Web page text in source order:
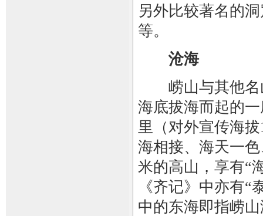
另外比较著名的
等。
沧海
崂山与其他名
海底拔海而起的
里（对外宣传海
海相接、海天一
米的高山，享有“
《齐记》中亦有
中的东海即指崂